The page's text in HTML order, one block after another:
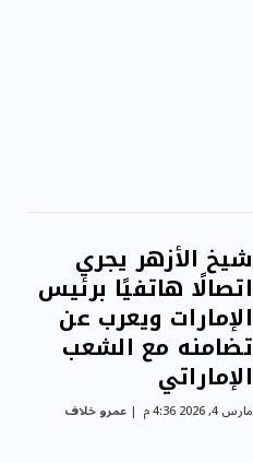
شيخ الأزهر يجري
اتصالًا هاتفيًا برئيس
الإمارات ويعرب عن
تضامنه مع الشعب
الإماراتي
مارس 4, 2026 4:36 م عمرو خلاف